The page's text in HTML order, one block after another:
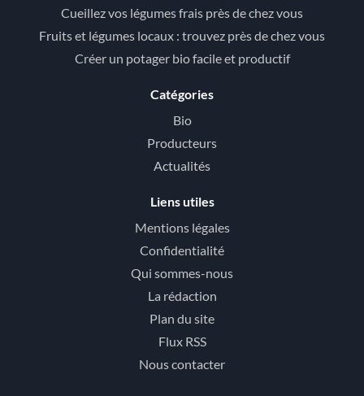
Cueillez vos légumes frais près de chez vous
Fruits et légumes locaux : trouvez près de chez vous
Créer un potager bio facile et productif
Catégories
Bio
Producteurs
Actualités
Liens utiles
Mentions légales
Confidentialité
Qui sommes-nous
La rédaction
Plan du site
Flux RSS
Nous contacter